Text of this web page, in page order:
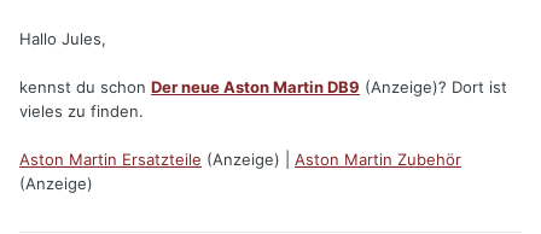
Hallo Jules,
kennst du schon Der neue Aston Martin DB9 (Anzeige)? Dort ist
vieles zu finden.
Aston Martin Ersatzteile (Anzeige) | Aston Martin Zubehör
(Anzeige)